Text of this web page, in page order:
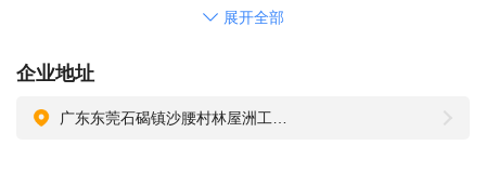
程”的愿景，坚持自主创新，长期专注于家用\酒店\校园\公寓\民
决方案。同欣智能一直非常重视研发投入，本科及研究生学历
有25人，拥有发明专利8项，外观专利2项，软件著作20项。目
展开全部
企业地址